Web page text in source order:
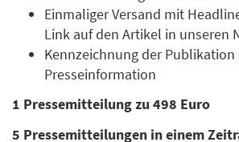
Einmaliger Versand mit
Link auf den Artikel in unseren
Kennzeichnung der Publikation
Presseinformation
1 Pressemitteilung zu 498 Euro
5 Pressemitteilungen in einem